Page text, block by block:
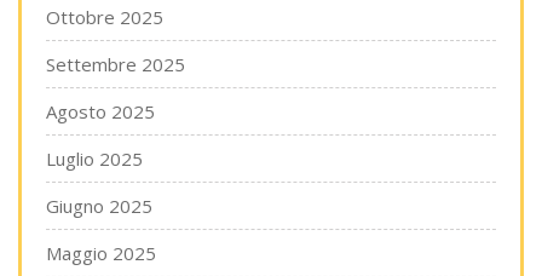
Ottobre 2025
Settembre 2025
Agosto 2025
Luglio 2025
Giugno 2025
Maggio 2025